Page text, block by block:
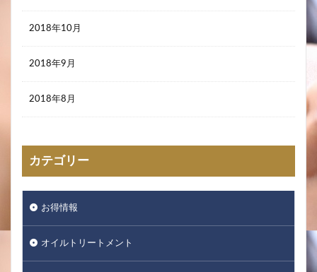
2018年10月
2018年9月
2018年8月
カテゴリー
お得情報
オイルトリートメント